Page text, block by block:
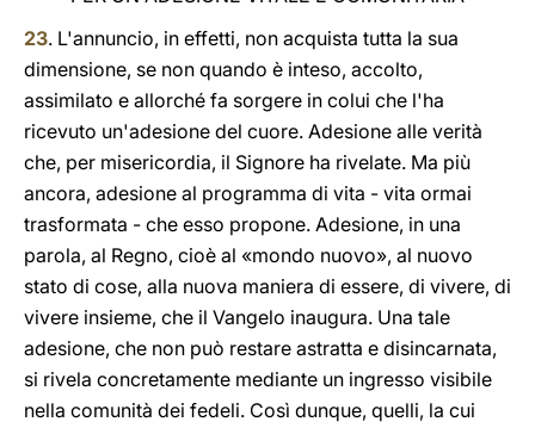
23. L'annuncio, in effetti, non acquista tutta la sua
dimensione, se non quando è inteso, accolto,
assimilato e allorché fa sorgere in colui che l'ha
ricevuto un'adesione del cuore. Adesione alle verità
che, per misericordia, il Signore ha rivelate. Ma più
ancora, adesione al programma di vita - vita ormai
trasformata - che esso propone. Adesione, in una
parola, al Regno, cioè al «mondo nuovo», al nuovo
stato di cose, alla nuova maniera di essere, di vivere, di
vivere insieme, che il Vangelo inaugura. Una tale
adesione, che non può restare astratta e disincarnata,
si rivela concretamente mediante un ingresso visibile
nella comunità dei fedeli. Così dunque, quelli, la cui